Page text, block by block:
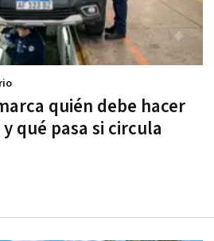
quién debe hacer
qué pasa si circula